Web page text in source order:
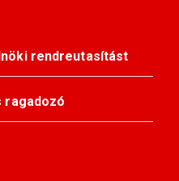
rendreutasítást
ragadozó